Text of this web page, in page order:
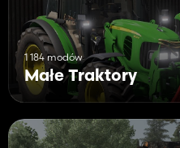
1 184 modów
Małe Traktory